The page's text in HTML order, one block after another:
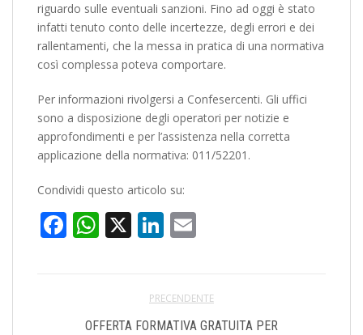
riguardo sulle eventuali sanzioni. Fino ad oggi è stato
infatti tenuto conto delle incertezze, degli errori e dei
rallentamenti, che la messa in pratica di una normativa
così complessa poteva comportare.
Per informazioni rivolgersi a Confesercenti. Gli uffici
sono a disposizione degli operatori per notizie e
approfondimenti e per l’assistenza nella corretta
applicazione della normativa: 011/52201.
Condividi questo articolo su:
Facebook
WhatsApp
X LinkedIn
PRECENDENTE
OFFERTA FORMATIVA GRATUITA PER